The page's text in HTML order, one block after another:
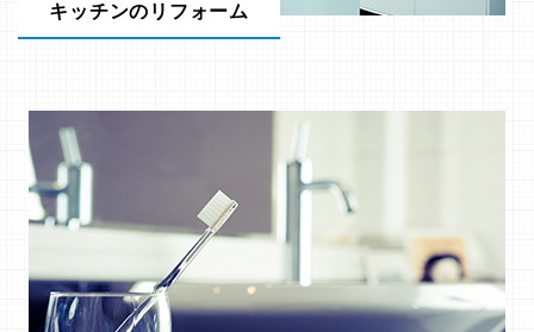
キッチンのリフォーム